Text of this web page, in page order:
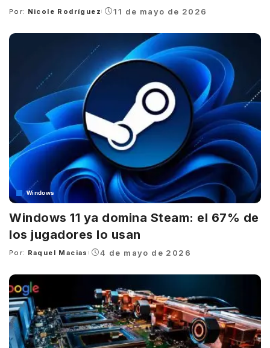
Posted
Por: Nicole Rodríguez 11 de mayo de 2026
Windows
Windows 11 ya domina Steam: el 67% de
los jugadores lo usan
Posted
Por: Raquel Macias 4 de mayo de 2026